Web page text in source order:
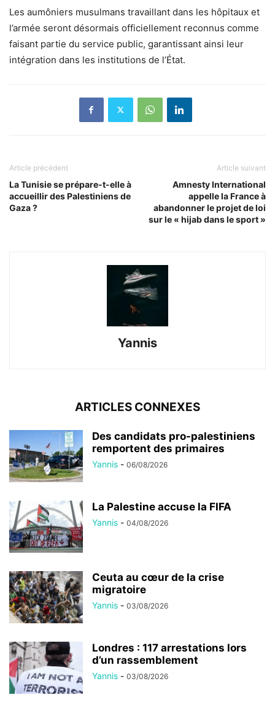
Les aumôniers musulmans travaillant dans les hôpitaux et
l’armée seront désormais officiellement reconnus comme
faisant partie du service public, garantissant ainsi leur
intégration dans les institutions de l’État.
Article précédent
La Tunisie se prépare-t-elle à
accueillir des Palestiniens de
Gaza ?
Article suivant
Amnesty International
appelle la France à
abandonner le projet de loi
sur le « hijab dans le sport »
Yannis
ARTICLES CONNEXES
Des candidats pro-palestiniens
remportent des primaires
Yannis - 06/08/2026
La Palestine accuse la FIFA
Yannis - 04/08/2026
Ceuta au cœur de la crise
migratoire
Yannis - 03/08/2026
Londres : 117 arrestations lors
d’un rassemblement
Yannis - 03/08/2026